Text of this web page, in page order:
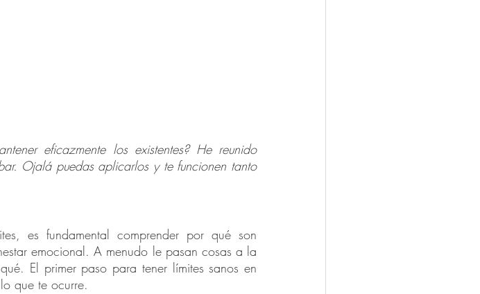
eficazmente los existentes? He reunido
Ojalá puedas aplicarlos y te funcionen tanto
es fundamental comprender por qué son
emocional. A menudo le pasan cosas a la
El primer paso para tener límites sanos en
que te ocurre.